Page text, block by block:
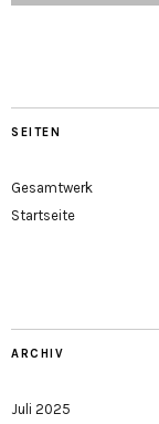
SEITEN
Gesamtwerk
Startseite
ARCHIV
Juli 2025